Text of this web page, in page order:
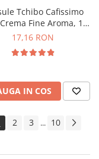
Tchibo Cafissimo
Fine Aroma, 10
buc
17,16 RON
IN COS
2 3 ... 10